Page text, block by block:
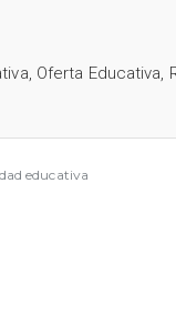
, Oferta Educativa,
educativa